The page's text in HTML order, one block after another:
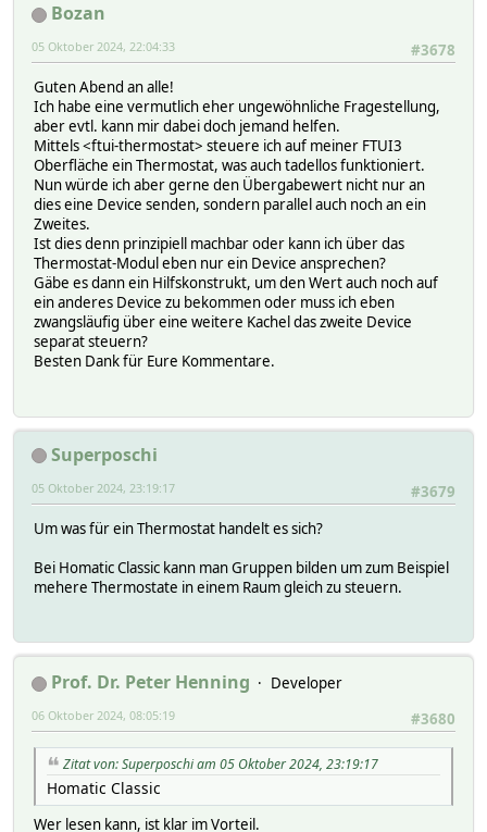
Bozan
#3678
05 Oktober 2024, 22:04:33
Guten Abend an alle!
Ich habe eine vermutlich eher ungewöhnliche Fragestellung,
aber evtl. kann mir dabei doch jemand helfen.
Mittels <ftui-thermostat> steuere ich auf meiner FTUI3
Oberfläche ein Thermostat, was auch tadellos funktioniert.
Nun würde ich aber gerne den Übergabewert nicht nur an
dies eine Device senden, sondern parallel auch noch an ein
Zweites.
Ist dies denn prinzipiell machbar oder kann ich über das
Thermostat-Modul eben nur ein Device ansprechen?
Gäbe es dann ein Hilfskonstrukt, um den Wert auch noch auf
ein anderes Device zu bekommen oder muss ich eben
zwangsläufig über eine weitere Kachel das zweite Device
separat steuern?
Besten Dank für Eure Kommentare.
Superposchi
#3679
05 Oktober 2024, 23:19:17
Um was für ein Thermostat handelt es sich?
Bei Homatic Classic kann man Gruppen bilden um zum Beispiel
mehere Thermostate in einem Raum gleich zu steuern.
Prof. Dr. Peter Henning
Developer
#3680
06 Oktober 2024, 08:05:19
Zitat von: Superposchi am 05 Oktober 2024, 23:19:17
Homatic Classic
Wer lesen kann, ist klar im Vorteil.